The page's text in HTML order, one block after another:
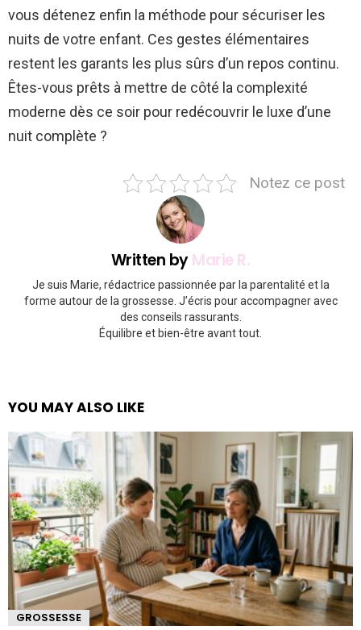
vous détenez enfin la méthode pour sécuriser les
nuits de votre enfant. Ces gestes élémentaires
restent les garants les plus sûrs d’un repos continu.
Êtes-vous prêts à mettre de côté la complexité
moderne dès ce soir pour redécouvrir le luxe d’une
nuit complète ?
Notez ce post
Written byMarie R.
Je suis Marie, rédactrice passionnée par la parentalité et la
forme autour de la grossesse. J’écris pour accompagner avec
des conseils rassurants.
Équilibre et bien-être avant tout.
YOU MAY ALSO LIKE
GROSSESSE